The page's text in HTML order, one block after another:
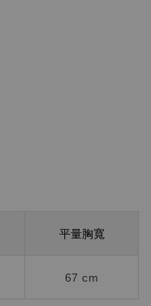
平量胸寬
67 cm